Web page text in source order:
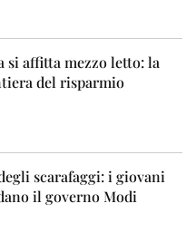
si affitta mezzo letto: la
del risparmio
scarafaggi: i giovani
il governo Modi